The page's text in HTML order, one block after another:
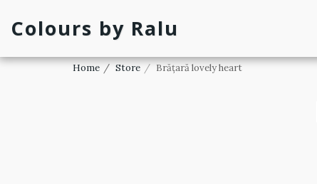
Colours by Ralu
Home Store Brățară lovely heart